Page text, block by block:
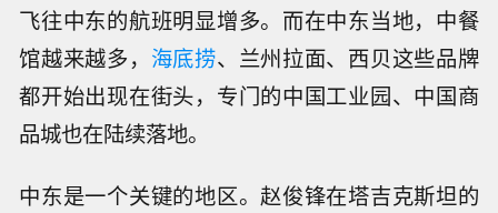
飞往中东的航班明显增多。而在中东当地，中餐
馆越来越多， 海底捞、兰州拉面、西贝这些品牌
都开始出现在街头，专门的中国工业园、中国商
品城也在陆续落地。
中东是一个关键的地区。赵俊锋在塔吉克斯坦的